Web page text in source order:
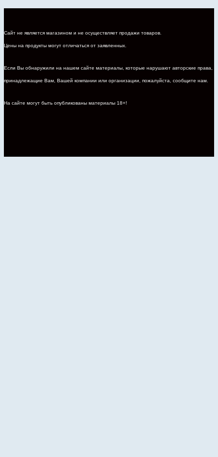
Сайт не является магазином и не осуществляет продажи товаров.
Цены на продукты могут отличаться от заявленных.
Если Вы обнаружили на нашем сайте материалы, которые нарушают авторские права,
принадлежащие Вам, Вашей компании или организации, пожалуйста, сообщите нам.
На сайте могут быть опубликованы материалы 18+!